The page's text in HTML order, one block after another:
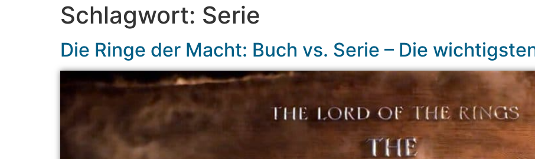
Schlagwort: Serie
Die Ringe der Macht: Buch vs. Serie – Die